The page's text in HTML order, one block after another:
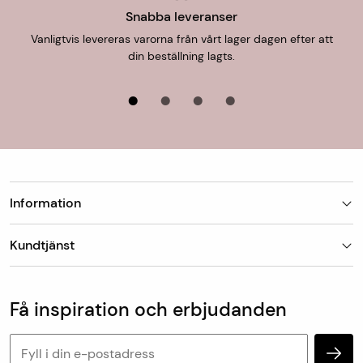
För uthämtning i butik är leveranstiden 1-7 dagar.
Snabba leveranser
Vanligtvis levereras varorna från vårt lager dagen efter att
din beställning lagts.
Information
Om Matt-Tema
Vanliga frågor
Kundtjänst
Köp & leveransvillkor
Retur & reklamation
Personuppgifter och cookies
Få inspiration och erbjudanden